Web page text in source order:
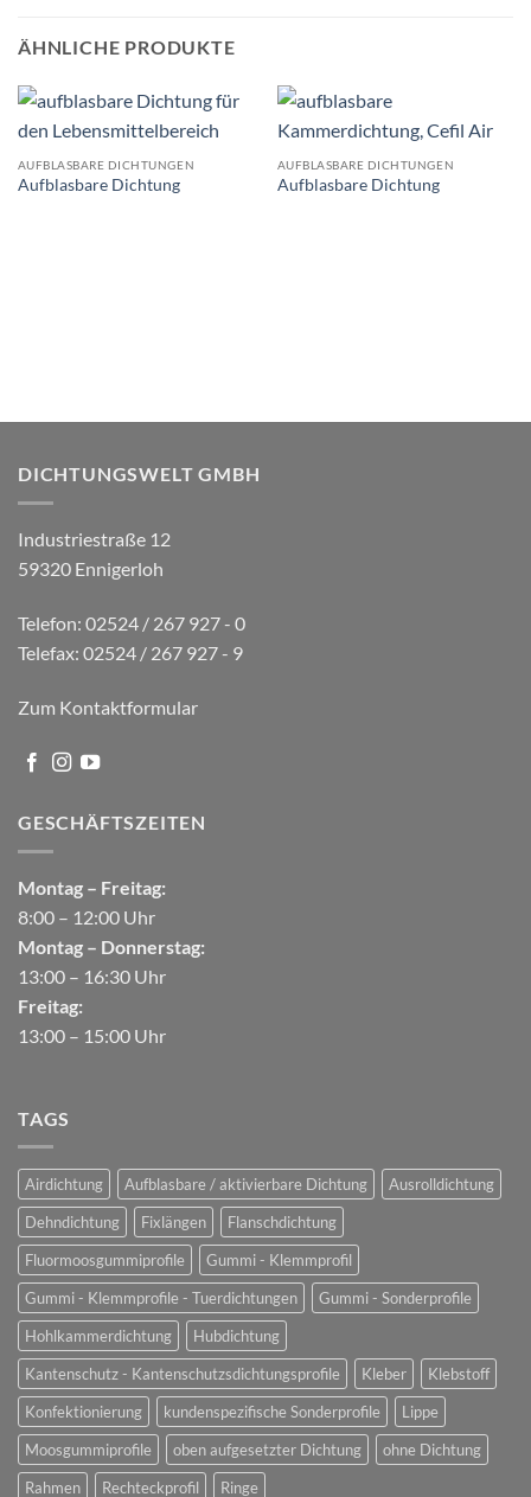
ÄHNLICHE PRODUKTE
AUFBLASBARE DICHTUNGEN
Aufblasbare Dichtung
AUFBLASBARE DICHTUNGEN
Aufblasbare Dichtung
DICHTUNGSWELT GMBH
Industriestraße 12
59320 Ennigerloh
Telefon: 02524 / 267 927 - 0
Telefax: 02524 / 267 927 - 9
Zum Kontaktformular
GESCHÄFTSZEITEN
Montag – Freitag:
8:00 – 12:00 Uhr
Montag – Donnerstag:
13:00 – 16:30 Uhr
Freitag:
13:00 – 15:00 Uhr
TAGS
Airdichtung Aufblasbare / aktivierbare Dichtung
Ausrolldichtung
Dehndichtung
Fixlängen
Flanschdichtung
Fluormoosgummiprofile
Gummi - Klemmprofil
Gummi - Klemmprofile - Tuerdichtungen
Gummi - Sonderprofile
Hohlkammerdichtung
Hubdichtung
Kantenschutz - Kantenschutzsdichtungsprofile
Kleber
Klebstoff
Konfektionierung
kundenspezifische Sonderprofile
Lippe
Moosgummiprofile
oben aufgesetzter Dichtung
ohne Dichtung
Rahmen
Rechteckprofil Ringe